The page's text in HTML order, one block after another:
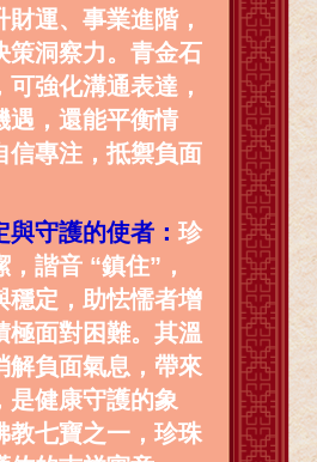
財運、事業進階，
策洞察力。青金石
可強化溝通表達，
遇，還能平衡情
信專注，抵禦負面
與守護的使者：珍
諧音 “鎮住”，
穩定，助怯懦者增
極面對困難。其溫
解負面氣息，帶來
是健康守護的象
教七寶之一，珍珠